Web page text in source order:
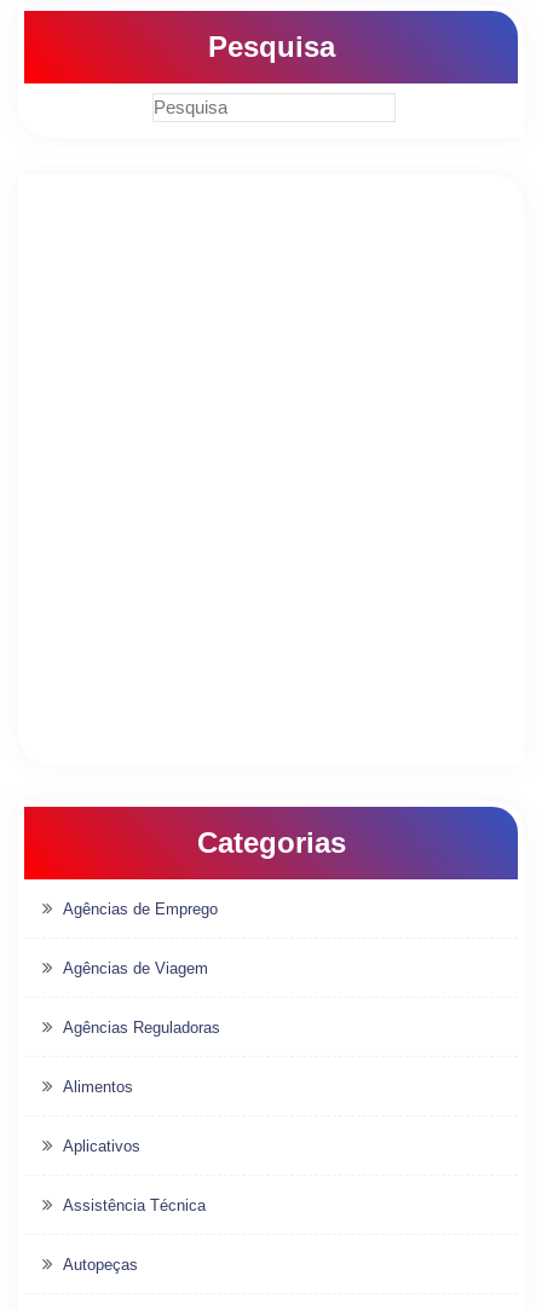
Pesquisa
Categorias
Agências de Emprego
Agências de Viagem
Agências Reguladoras
Alimentos
Aplicativos
Assistência Técnica
Autopeças